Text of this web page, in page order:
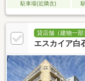
駐車場(近隣含)
貸店舗（建物一部
エスカイア白